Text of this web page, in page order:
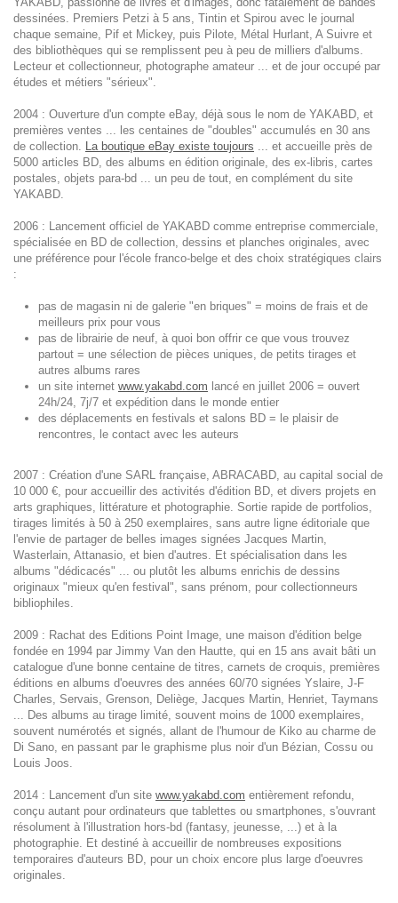
dessinées. Premiers Petzi à 5 ans, Tintin et Spirou avec le journal
chaque semaine, Pif et Mickey, puis Pilote, Métal Hurlant, A Suivre et
des bibliothèques qui se remplissent peu à peu de milliers d'albums.
Lecteur et collectionneur, photographe amateur ... et de jour occupé par
études et métiers "sérieux".
2004 : Ouverture d'un compte eBay, déjà sous le nom de YAKABD, et
premières ventes ... les centaines de "doubles" accumulés en 30 ans
de collection. La boutique eBay existe toujours ... et accueille près de
5000 articles BD, des albums en édition originale, des ex-libris, cartes
postales, objets para-bd ... un peu de tout, en complément du site
YAKABD.
2006 : Lancement officiel de YAKABD comme entreprise commerciale,
spécialisée en BD de collection, dessins et planches originales, avec
une préférence pour l'école franco-belge et des choix stratégiques clairs
:
pas de magasin ni de galerie "en briques" = moins de frais et de
meilleurs prix pour vous
pas de librairie de neuf, à quoi bon offrir ce que vous trouvez
partout = une sélection de pièces uniques, de petits tirages et
autres albums rares
un site internet www.yakabd.com lancé en juillet 2006 = ouvert
24h/24, 7j/7 et expédition dans le monde entier
des déplacements en festivals et salons BD = le plaisir de
rencontres, le contact avec les auteurs
2007 : Création d'une SARL française, ABRACABD, au capital social de
10 000 €, pour accueillir des activités d'édition BD, et divers projets en
arts graphiques, littérature et photographie. Sortie rapide de portfolios,
tirages limités à 50 à 250 exemplaires, sans autre ligne éditoriale que
l'envie de partager de belles images signées Jacques Martin,
Wasterlain, Attanasio, et bien d'autres. Et spécialisation dans les
albums "dédicacés" ... ou plutôt les albums enrichis de dessins
originaux "mieux qu'en festival", sans prénom, pour collectionneurs
bibliophiles.
2009 : Rachat des Editions Point Image, une maison d'édition belge
fondée en 1994 par Jimmy Van den Hautte, qui en 15 ans avait bâti un
catalogue d'une bonne centaine de titres, carnets de croquis, premières
éditions en albums d'oeuvres des années 60/70 signées Yslaire, J-F
Charles, Servais, Grenson, Deliège, Jacques Martin, Henriet, Taymans
... Des albums au tirage limité, souvent moins de 1000 exemplaires,
souvent numérotés et signés, allant de l'humour de Kiko au charme de
Di Sano, en passant par le graphisme plus noir d'un Bézian, Cossu ou
Louis Joos.
2014 : Lancement d'un site www.yakabd.com entièrement refondu,
conçu autant pour ordinateurs que tablettes ou smartphones, s'ouvrant
résolument à l'illustration hors-bd (fantasy, jeunesse, ...) et à la
photographie. Et destiné à accueillir de nombreuses expositions
temporaires d'auteurs BD, pour un choix encore plus large d'oeuvres
originales.